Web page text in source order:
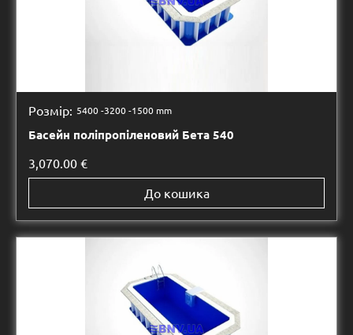
Розмір: 5400 -3200 -1500 mm
Басейн поліпропіленовий Бета 540
3,070.00 €
До кошика